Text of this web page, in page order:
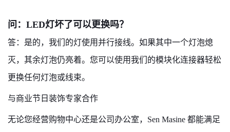
问：LED灯坏了可以更换吗？
答：是的，我们的灯使用并行接线。如果其中一个灯泡熄
灭，其余灯泡仍亮着。您可以使用我们的模块化连接器轻松
更换任何灯泡或线束。
与商业节日装饰专家合作
无论您经营购物中心还是公司办公室，Sen Masine 都能满足